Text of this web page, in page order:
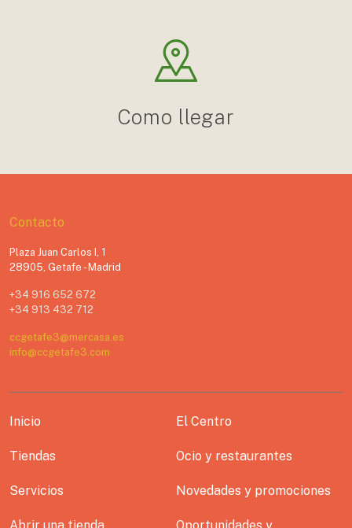
Como llegar
Contacto
Plaza Juan Carlos I, 1
28905, Getafe - Madrid
+34 916 652 672
+34 913 432 712
ccgetafe3@mercasa.es
info@ccgetafe3.com
Inicio El Centro
Tiendas Ocio y restaurantes
Servicios Novedades y promociones